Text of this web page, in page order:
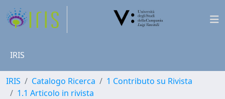
IRIS
IRIS Catalogo Ricerca
1 Contributo su Rivista
1.1 Articolo in rivista